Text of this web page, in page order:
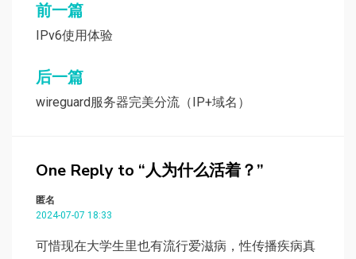
文
章
导
航
前一篇
IPv6使用体验
后一篇
wireguard服务器完美分流（IP+域名）
One Reply to “人为什么活着？”
匿名
2024-07-07 18:33
可惜现在大学生里也有流行爱滋病，性传播疾病真